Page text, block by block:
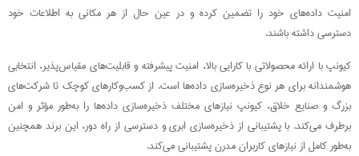
امنیت داده‌های خود را تضمین کرده و در عین حال از هر مکانی به اطلاعات خود
دسترسی داشته باشند.
کیونپ با ارائه محصولاتی با کارایی بالا، امنیت پیشرفته و قابلیت‌های مقیاس‌پذیر، انتخابی
هوشمندانه برای هر نوع ذخیره‌سازی داده‌ها است. از کسب‌وکارهای کوچک تا شرکت‌های
بزرگ و صنایع خلاق، کیونپ نیازهای مختلف ذخیره‌سازی داده‌ها را به‌طور مؤثر و امن
برطرف می‌کند. با پشتیبانی از ذخیره‌سازی ابری و دسترسی از راه دور، این برند همچنین
به‌طور کامل از نیازهای کاربران مدرن پشتیبانی می‌کند.